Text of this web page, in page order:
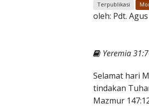
Terpublikasi
oleh: Pdt.
Yeremia
Selamat hari
tindakan
Mazmur